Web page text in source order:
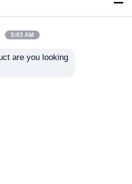
Aygo 7939VA 칩 필리
5:03 AM
are you looking